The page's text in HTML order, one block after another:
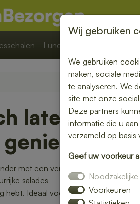
Lunchpakketten Overige
laten
met een verse lunch
salades – wij bezorgen jouw
hebt. Ideaal voor thuis, op kantoor of
Wij gebruiken
We gebruiken
maken, sociale
te analyseren. We
site met onze
Deze partners
informatie die u
verzameld op basis
Geef uw voorkeur
Voorkeuren